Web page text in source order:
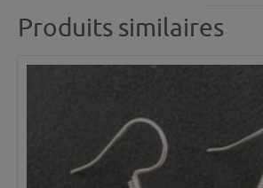
Produits similaires